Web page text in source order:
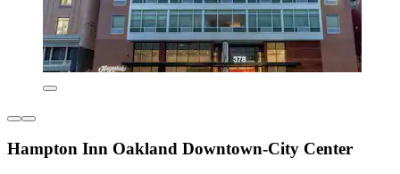
Hampton Inn Oakland Downtown-City Center